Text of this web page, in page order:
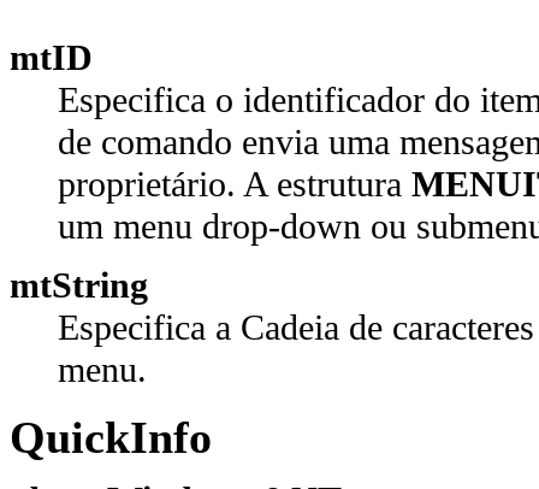
mtID
Especifica o identificador do
de comando envia uma
proprietário. A estrutura
um menu drop-down ou
mtString
Especifica a Cadeia de
menu.
QuickInfo